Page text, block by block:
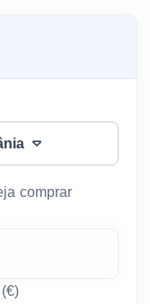
comprar